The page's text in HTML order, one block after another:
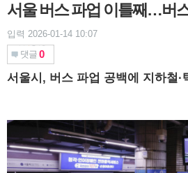
서울 버스 파업 이틀째…버
입력 2026-01-14 10:07
댓글 0
서울시, 버스 파업 공백에 지하철·